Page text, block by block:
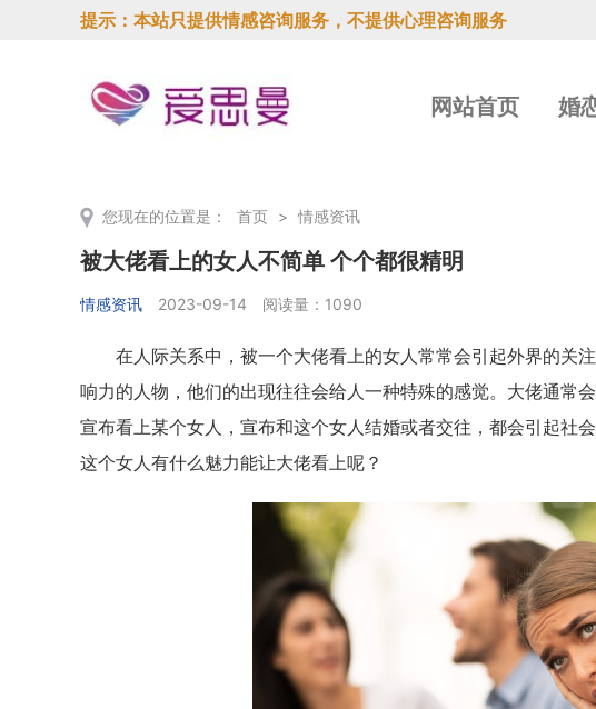
提示：本站只提供情感咨询服务，不提供心理咨询服务
网站首页 婚
您现在的位置是： 首页 > 情感资讯
被大佬看上的女人不简单 个个都很精明
情感资讯 2023-09-14 阅读量：1090
在人际关系中，被一个大佬看上的女人常常会引起外界的关
响力的人物，他们的出现往往会给人一种特殊的感觉。大佬通常
宣布看上某个女人，宣布和这个女人结婚或者交往，都会引起社
这个女人有什么魅力能让大佬看上呢？